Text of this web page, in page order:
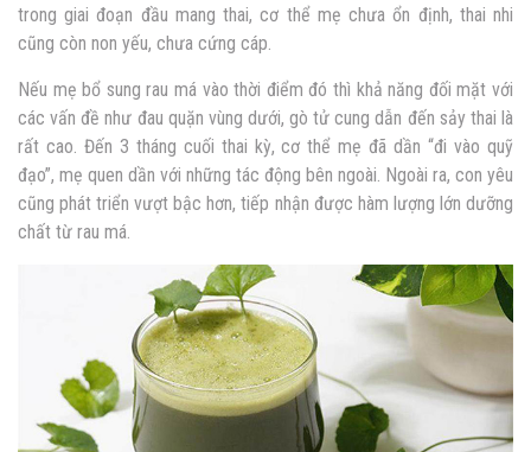
trong giai đoạn đầu mang thai, cơ thể mẹ chưa ổn định, thai nhi
cũng còn non yếu, chưa cứng cáp.
Nếu mẹ bổ sung rau má vào thời điểm đó thì khả năng đối mặt với
các vấn đề như đau quặn vùng dưới, gò tử cung dẫn đến sảy thai là
rất cao. Đến 3 tháng cuối thai kỳ, cơ thể mẹ đã dần “đi vào quỹ
đạo”, mẹ quen dần với những tác động bên ngoài. Ngoài ra, con yêu
cũng phát triển vượt bậc hơn, tiếp nhận được hàm lượng lớn dưỡng
chất từ rau má.